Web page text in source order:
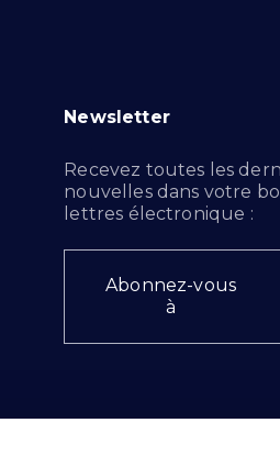
Newsletter
Recevez toutes les
nouvelles dans votre
lettres électronique :
Abonnez-vous
à